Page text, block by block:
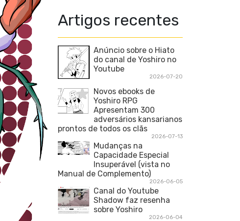
Artigos recentes
Anúncio sobre o Hiato
do canal de Yoshiro no
Youtube
2026-07-20
Novos ebooks de
Yoshiro RPG
Apresentam 300
adversários kansarianos
prontos de todos os clãs
2026-07-13
Mudanças na
Capacidade Especial
Insuperável (vista no
Manual de Complemento)
2026-06-05
Canal do Youtube
Shadow faz resenha
sobre Yoshiro
2026-06-04